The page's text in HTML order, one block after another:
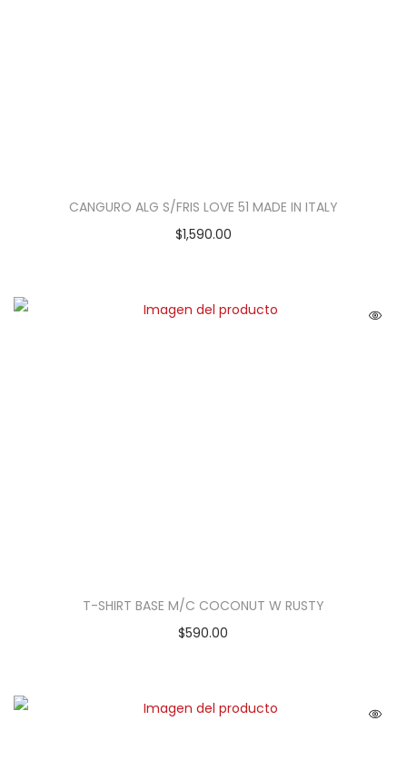
CANGURO ALG S/FRIS LOVE 51 MADE IN ITALY
$1,590.00
T-SHIRT BASE M/C COCONUT W RUSTY
$590.00